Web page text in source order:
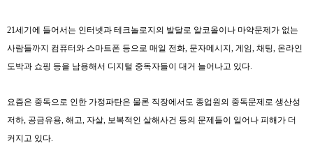
21세기에 들어서는 인터넷과 테크놀로지의 발달로 알코올이나 마약문제가 없는
사람들까지 컴퓨터와 스마트폰 등으로 매일 전화 문자메시지 게임 채팅 온라인
도박과 쇼핑 등을 남용해서 디지털 중독자들이 대거 늘어나고 있다
요즘은 중독으로 인한 가정파탄은 물론 직장에서도 종업원의 중독문제로 생산성
저하 공금유용 해고 자살 보복적인 살해사건 등의 문제들이 일어나 피해가 더
커지고 있다